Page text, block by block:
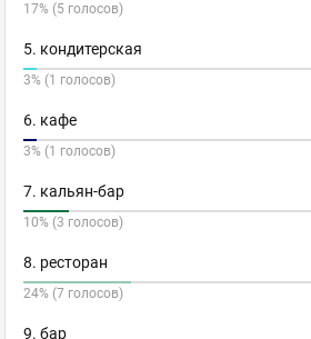
17% (5 голосов)
5. кондитерская
3% (1 голосов)
6. кафе
3% (1 голосов)
7. кальян-бар
10% (3 голосов)
8. ресторан
24% (7 голосов)
9. бар